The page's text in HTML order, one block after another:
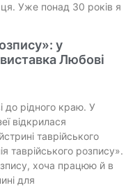
Уже понад 30 років я
у
Любові
до рідного краю. У
відкрилася
таврійського
таврійського розпису».
хоча працюю й в
для